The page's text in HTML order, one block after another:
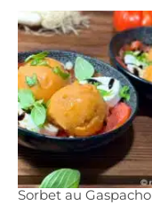
Sorbet au Gaspacho